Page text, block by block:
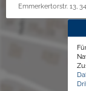
Emmerkertorstr. 13,